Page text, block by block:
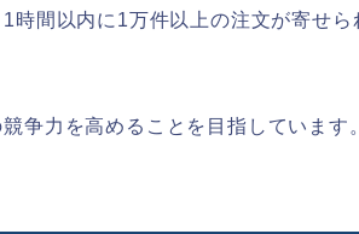
時間以内に1万件以上の注文が寄せら
争力を高めることを目指しています。